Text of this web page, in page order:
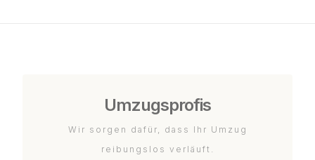
Umzugsprofis
Wir sorgen dafür, dass Ihr Umzug
reibungslos verläuft.